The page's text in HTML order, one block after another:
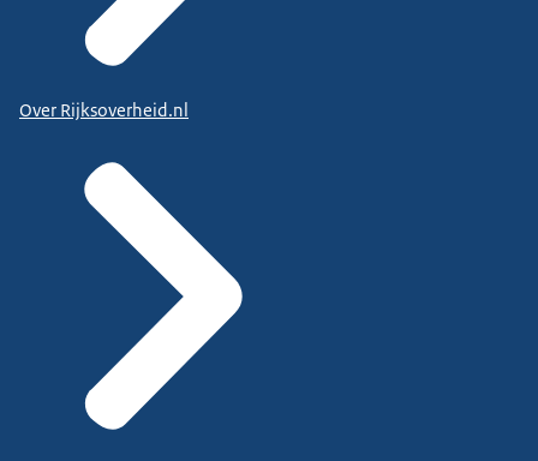
Over Rijksoverheid.nl